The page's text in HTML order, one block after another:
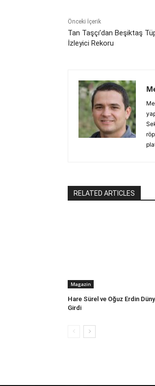
Önceki İçerik
Tan Taşçı’dan Beşiktaş
İzleyici Rekoru
RELATED ARTICLES
Magazin
Hare Sürel ve Oğuz Erdin
Girdi